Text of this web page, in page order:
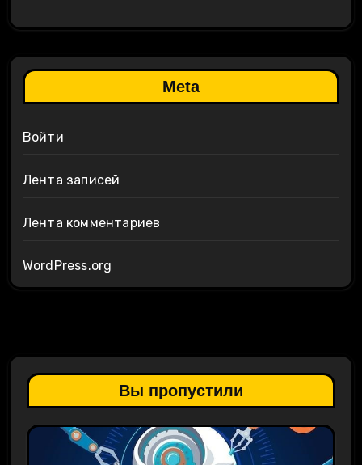
Meta
Войти
Лента записей
Лента комментариев
WordPress.org
Вы пропустили